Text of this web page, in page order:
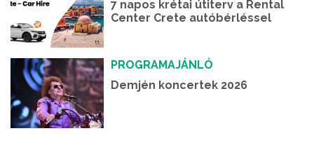
7 napos krétai útiterv a Rental
Center Crete autóbérléssel
PROGRAMAJÁNLÓ
Demjén koncertek 2026